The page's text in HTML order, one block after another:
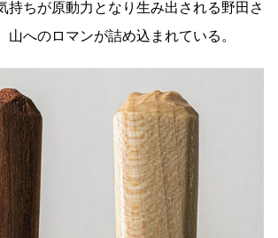
持ちが原動力となり生み出される野田さ
山へのロマンが詰め込まれている。